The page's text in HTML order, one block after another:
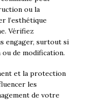
ou la
l’esthétique
Vérifiez
engager, surtout si
ou de modification.
et la protection
les
de votre